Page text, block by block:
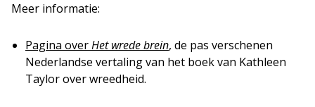
Meer informatie:
Pagina overHet wrede brein, de pas verschenen
Nederlandse vertaling van het boek van Kathleen
Taylor over wreedheid.